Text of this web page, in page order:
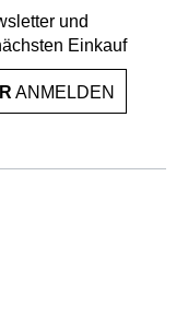
und
Einkauf
ANMELDEN